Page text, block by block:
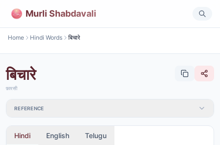
Murli Shabdavali
Home Hindi Words बिचारे
बिचारे
फ़ारसी
REFERENCE
Hindi English Telugu